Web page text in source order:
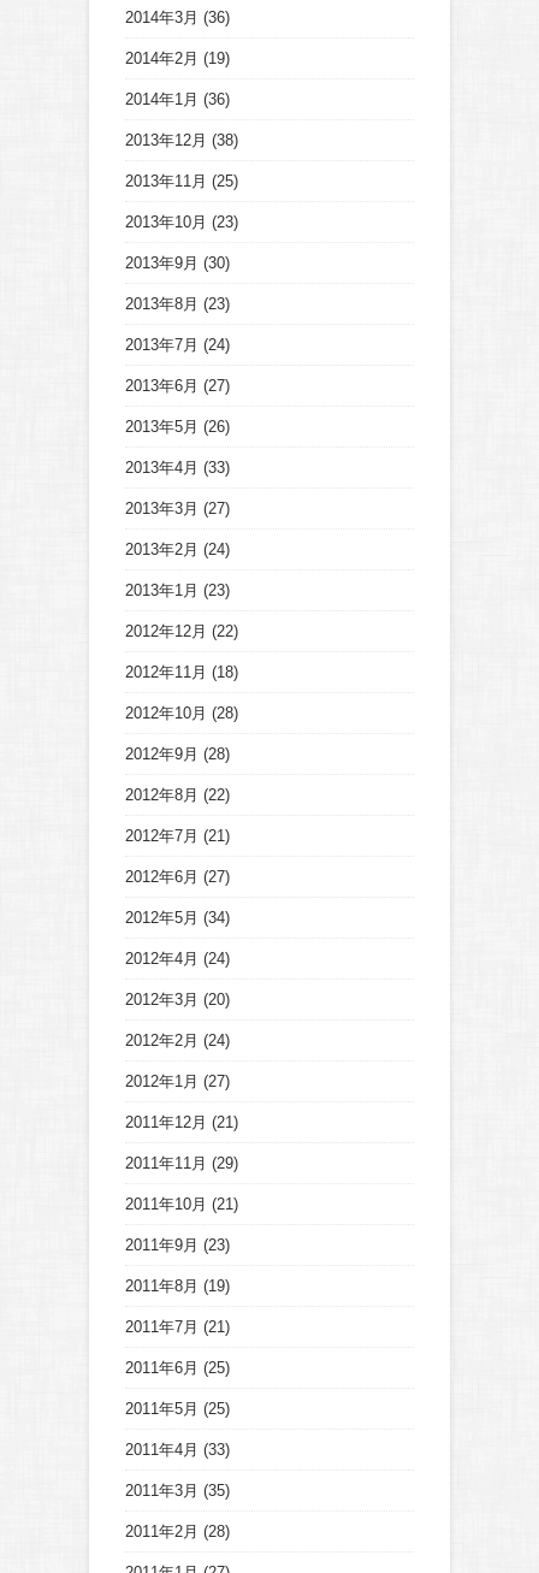
2014年3月 (36)
2014年2月 (19)
2014年1月 (36)
2013年12月 (38)
2013年11月 (25)
2013年10月 (23)
2013年9月 (30)
2013年8月 (23)
2013年7月 (24)
2013年6月 (27)
2013年5月 (26)
2013年4月 (33)
2013年3月 (27)
2013年2月 (24)
2013年1月 (23)
2012年12月 (22)
2012年11月 (18)
2012年10月 (28)
2012年9月 (28)
2012年8月 (22)
2012年7月 (21)
2012年6月 (27)
2012年5月 (34)
2012年4月 (24)
2012年3月 (20)
2012年2月 (24)
2012年1月 (27)
2011年12月 (21)
2011年11月 (29)
2011年10月 (21)
2011年9月 (23)
2011年8月 (19)
2011年7月 (21)
2011年6月 (25)
2011年5月 (25)
2011年4月 (33)
2011年3月 (35)
2011年2月 (28)